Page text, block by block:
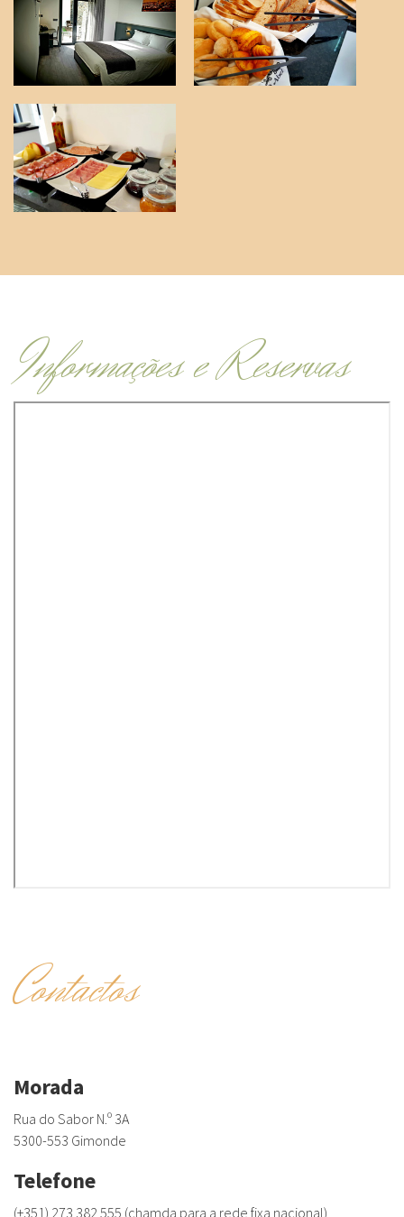
Informações e Reservas
Contactos
Morada
Rua do Sabor N.º 3A
5300-553 Gimonde
Telefone
(+351) 273 382 555 (chamda para a rede fixa nacional)